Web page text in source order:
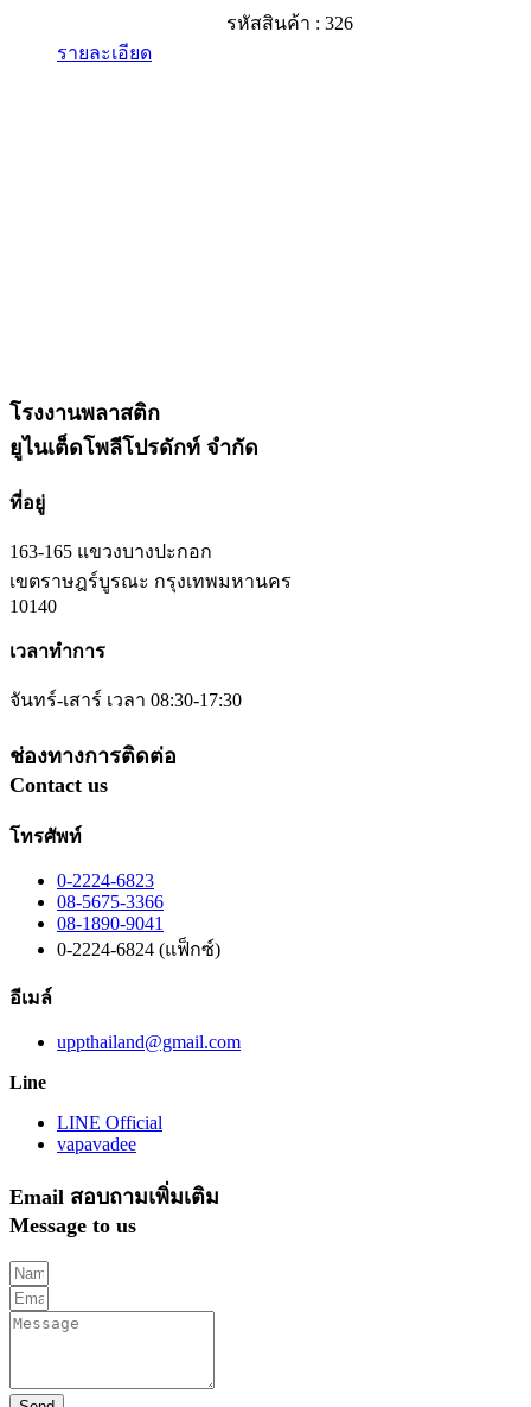
รหัสสินค้า : 326
รายละเอียด
โรงงานพลาสติก
ยูไนเต็ดโพลีโปรดักท์ จำกัด
ที่อยู่
163-165 แขวงบางปะกอก
เขตราษฎร์บูรณะ กรุงเทพมหานคร
10140
เวลาทำการ
จันทร์-เสาร์ เวลา 08:30-17:30
ช่องทางการติดต่อ
Contact us
โทรศัพท์
0-2224-6823
08-5675-3366
08-1890-9041
0-2224-6824 (แฟ็กซ์)
อีเมล์
uppthailand@gmail.com
Line
LINE Official
vapavadee
Email สอบถามเพิ่มเติม
Message to us